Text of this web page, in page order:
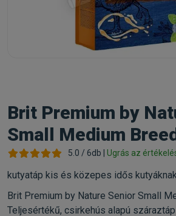
Brit Premium by
Small Medium
5.0 / 6db | Ugrás az
kutyatáp kis és közepes idős kutyáknak
Brit Premium by Nature Senior Small
Teljesértékű, csirkehús alapú